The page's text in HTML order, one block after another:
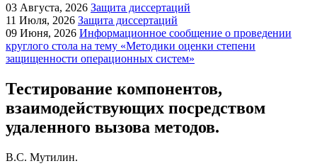
03 Августа, 2026 Защита диссертаций
11 Июля, 2026 Защита диссертаций
09 Июня, 2026 Информационное сообщение о проведении
круглого стола на тему «Методики оценки степени
защищенности операционных систем»
Тестирование компонентов,
взаимодействующих посредством
удаленного вызова методов.
В.С. Мутилин.